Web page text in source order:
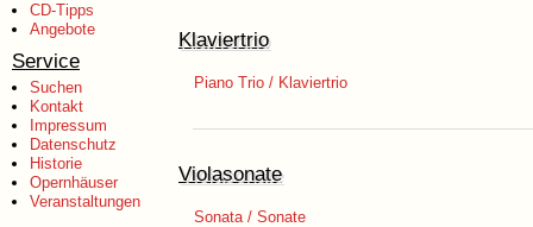
CD-Tipps
Angebote
Service
Suchen
Kontakt
Impressum
Datenschutz
Historie
Opernhäuser
Veranstaltungen
Klaviertrio
Piano Trio / Klaviertrio
Violasonate
Sonata / Sonate